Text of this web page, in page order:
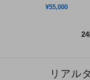
¥55,000
24
リアル